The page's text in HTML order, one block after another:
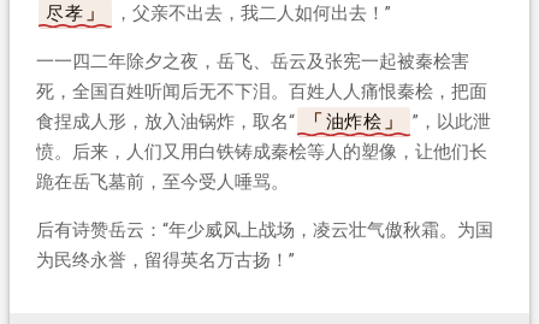
尽孝
，父亲不出去，我二人如何出去！”
一一四二年除夕之夜，岳飞、岳云及张宪一起被秦桧害
死，全国百姓听闻后无不下泪。百姓人人痛恨秦桧，把面
食捏成人形，放入油锅炸，取名“
油炸桧
”，以此泄
愤。后来，人们又用白铁铸成秦桧等人的塑像，让他们长
跪在岳飞墓前，至今受人唾骂。
后有诗赞岳云：“年少威风上战场，凌云壮气傲秋霜。为国
为民终永誉，留得英名万古扬！”